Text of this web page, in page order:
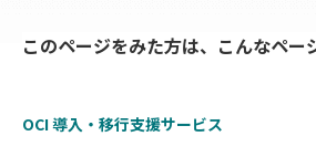
このページをみた方は、こんなペー
OCI 導入・移行支援サービス